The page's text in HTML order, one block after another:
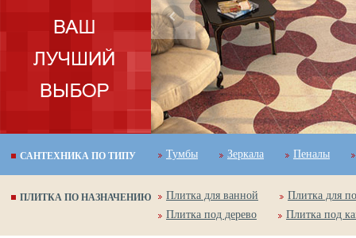
Бренд:Grand Palace
Коллекция:Carmen
САНТЕХНИКА ПО ТИПУ Тумбы Зеркала Пеналы
ПЛИТКА ПО НАЗНАЧЕНИЮ Плитка для ванной
Плитка для
Плитка под дерево
Плитка под